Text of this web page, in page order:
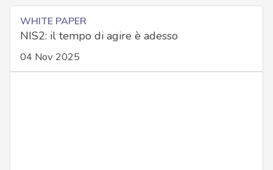
WHITE PAPER
NIS2: il tempo di agire è adesso
04 Nov 2025